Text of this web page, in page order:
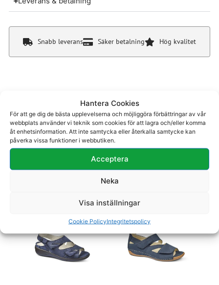
Hantera Cookies
För att ge dig de bästa upplevelserna och möjliggöra förbättringar av vår
webbplats använder vi teknik som cookies för att lagra och/eller komma
åt enhetsinformation. Att inte samtycka eller återkalla samtycke kan
påverka vissa funktioner i webbutiken.
Acceptera
Neka
Visa inställningar
Cookie PolicyIntegritetspolicy
Snabb leverans Säker betalning Hög kvalitet
Du kanske även gillar